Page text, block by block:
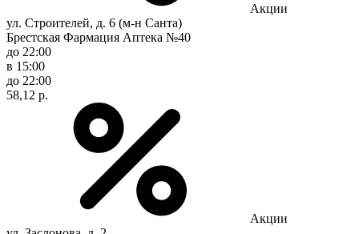
Акции
ул. Строителей, д. 6 (м-н Санта)
Брестская Фармация Аптека №40
до 22:00
в 15:00
до 22:00
58,12 р.
Акции